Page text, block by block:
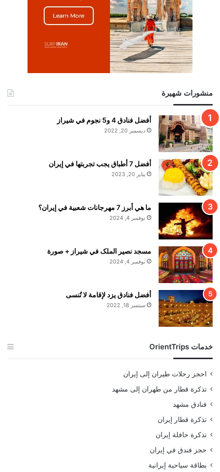
منشورات شهيرة
أفضل فنادق 4 و5 نجوم في شيراز
ديسمبر 20, 2022
أفضل 7 أطباق يجب تجربتها في إيران
يناير 20, 2023
ما هي أبرز 7 مهرجانات شعبية في إيران؟
نوفمبر 4, 2024
مسجد نصير الملک في شيراز + صورة
نوفمبر 4, 2024
أفضل فنادق يزد لإقامة لا تُنسى
سبتمبر 18, 2022
خدمات OrientTrips
احجز رحلات طيران إلى إيران
تذكرة قطار من طهران إلى مشهد
فنادق مشهد
تذكرة قطار إيران
تذكرة حافلة إيران
حجز فندق في إيران
بطاقة سياحية إيرانية